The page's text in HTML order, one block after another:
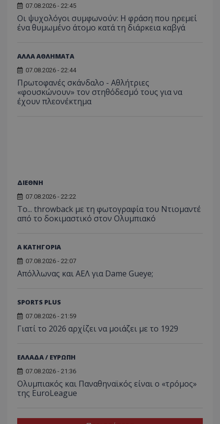
07.08.2026 - 22:45
Οι ψυχολόγοι συμφωνούν: Η φράση που ηρεμεί
ένα θυμωμένο άτομο κατά τη διάρκεια καβγά
ΑΛΛΑ ΑΘΛΗΜΑΤΑ
07.08.2026 - 22:44
Πρωτοφανές σκάνδαλο - Aθλήτριες
«φουσκώνουν» τον στηθόδεσμό τους για να
έχουν πλεονέκτημα
ΔΙΕΘΝΗ
07.08.2026 - 22:22
Το... throwback με τη φωτογραφία του Ντιομαντέ
από το δοκιμαστικό στον Ολυμπιακό
Α ΚΑΤΗΓΟΡΙΑ
07.08.2026 - 22:07
Απόλλωνας και ΑΕΛ για Dame Gueye;
SPORTS PLUS
07.08.2026 - 21:59
Γιατί το 2026 αρχίζει να μοιάζει με το 1929
ΕΛΛΑΔΑ / ΕΥΡΩΠΗ
07.08.2026 - 21:36
Ολυμπιακός και Παναθηναϊκός είναι ο «τρόμος»
της EuroLeague